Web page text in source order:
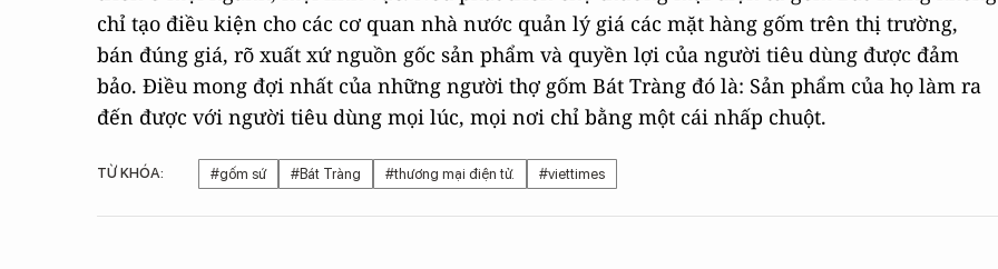
chỉ tạo điều kiện cho các cơ quan nhà nước quản lý giá các mặt hàng gốm trên thị trường,
bán đúng giá, rõ xuất xứ nguồn gốc sản phẩm và quyền lợi của người tiêu dùng được đảm
bảo. Điều mong đợi nhất của những người thợ gốm Bát Tràng đó là: Sản phẩm của họ làm ra
đến được với người tiêu dùng mọi lúc, mọi nơi chỉ bằng một cái nhấp chuột.
TỪ KHÓA: #gốm sứ #Bát Tràng #thương mại điện tử. #viettimes